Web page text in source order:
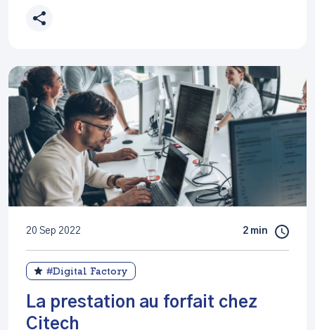
20 Sep 2022 2 min
#Digital Factory
La prestation au forfait chez
Citech